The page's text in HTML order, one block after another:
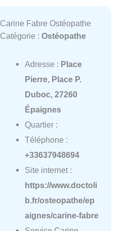
Carine Fabre Ostéopathe
Catégorie : Ostéopathe
Adresse : Place
Pierre, Place P.
Duboc, 27260
Épaignes
Quartier :
Téléphone :
+33637948694
Site internet :
https://www.doctoli
b.fr/osteopathe/ep
aignes/carine-fabre